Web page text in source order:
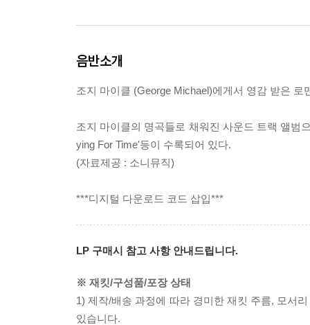
음반소개
조지 마이클 (George Michael)에게서 영감 받은
조지 마이클의 명곡들로 채워진 사운드 트랙 앨범
ying For Time'등이 수록되어 있다.
(자료제공 : 소니뮤직)
***디지털 다운로드 코드 삽입***
LP 구매시 참고 사항 안내드립니다.
※ 재킷/구성품/포장 상태
1) 제작/배송 과정에 따라 경미한 재킷 주름, 모서
있습니다.